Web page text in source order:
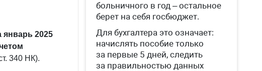
январь 2025
340 НК).
больничного в год – остальное
берет на себя госбюджет.
Для бухгалтера это означает:
начислять пособие только
за первые 5 дней, следить
за правильностью данных